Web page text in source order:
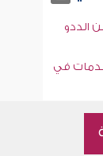
الددو
في